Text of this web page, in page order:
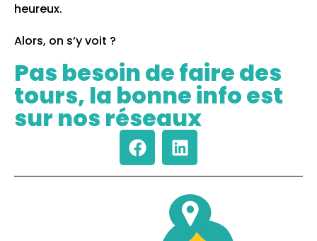
heureux.
Alors, on s’y voit ?
Pas besoin de faire des
tours, la bonne info est
sur nos réseaux